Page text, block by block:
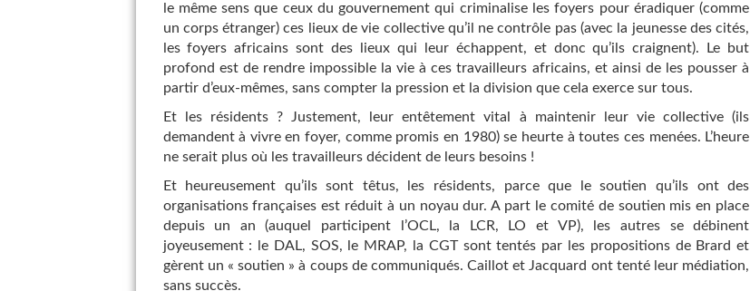
le même sens que ceux du gouvernement qui criminalise les foyers pour éradiquer (comme
un corps étranger) ces lieux de vie collective qu’il ne contrôle pas (avec la jeunesse des cités,
les foyers africains sont des lieux qui leur échappent, et donc qu’ils craignent). Le but
profond est de rendre impossible la vie à ces travailleurs africains, et ainsi de les pousser à
partir d’eux-mêmes, sans compter la pression et la division que cela exerce sur tous.
Et les résidents ? Justement, leur entêtement vital à maintenir leur vie collective (ils
demandent à vivre en foyer, comme promis en 1980) se heurte à toutes ces menées. L’heure
ne serait plus où les travailleurs décident de leurs besoins !
Et heureusement qu’ils sont têtus, les résidents, parce que le soutien qu’ils ont des
organisations françaises est réduit à un noyau dur. A part le comité de soutien mis en place
depuis un an (auquel participent l’OCL, la LCR, LO et VP), les autres se débinent
joyeusement : le DAL, SOS, le MRAP, la CGT sont tentés par les propositions de Brard et
gèrent un « soutien » à coups de communiqués. Caillot et Jacquard ont tenté leur médiation,
sans succès.